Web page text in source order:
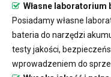
Własne laboratorium
Posiadamy własne
bateria do narzędzi
testy jakości,
wprowadzeniem do